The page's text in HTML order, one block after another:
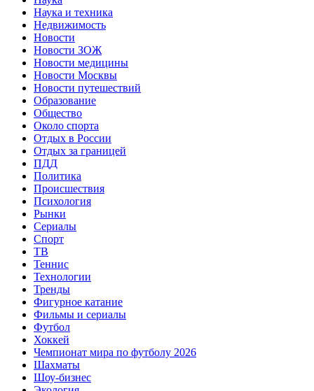
Наука и техника
Недвижимость
Новости
Новости ЗОЖ
Новости медицины
Новости Москвы
Новости путешествий
Образование
Общество
Около спорта
Отдых в России
Отдых за границей
ПДД
Политика
Происшествия
Психология
Рынки
Сериалы
Спорт
ТВ
Теннис
Технологии
Тренды
Фигурное катание
Фильмы и сериалы
Футбол
Хоккей
Чемпионат мира по футболу 2026
Шахматы
Шоу-бизнес